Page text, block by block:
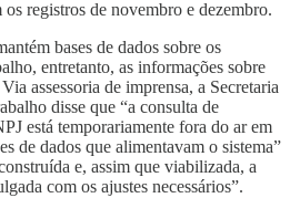
os registros de novembro e dezembro.
bases de dados sobre os
entretanto, as informações sobre
assessoria de imprensa, a Secretaria
disse que “a consulta de
está temporariamente fora do ar em
de dados que alimentavam o sistema”
e, assim que viabilizada, a
com os ajustes necessários”.